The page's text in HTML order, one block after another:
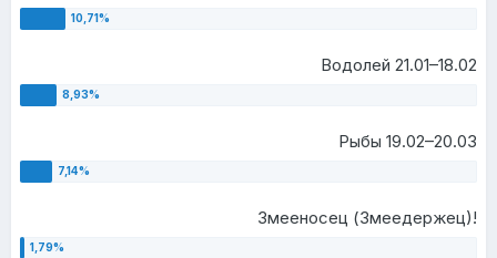
Водолей 21.01–18.02
Рыбы 19.02–20.03
Змееносец (Змеедержец)!